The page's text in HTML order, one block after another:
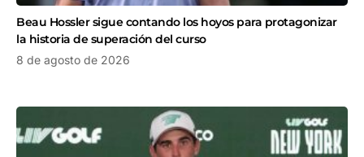
Beau Hossler sigue contando los hoyos para protagonizar
la historia de superación del curso
8 de agosto de 2026